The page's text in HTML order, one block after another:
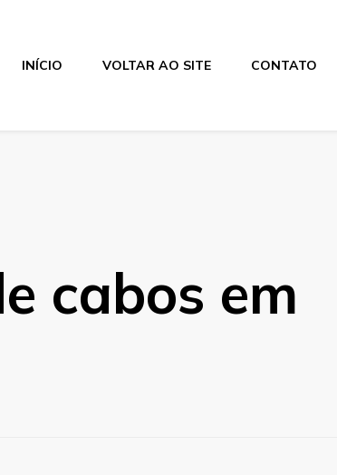
INÍCIO VOLTAR AO SITE CONTATO
cabos em